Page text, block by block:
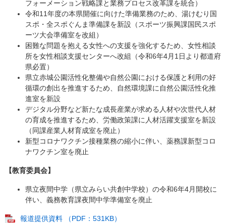
フォーメーション戦略課と業務プロセス改革課を統合）
令和11年度の本県開催に向けた準備業務のため、湯けむり国
スポ・全スポぐんま準備課を新設（スポーツ振興課国民スポ
ーツ大会準備室を改組）
困難な問題を抱える女性への支援を強化するため、女性相談
所を女性相談支援センターへ改組（令和6年4月1日より都道府
県必置）
県立赤城公園活性化整備や自然公園における保護と利用の好
循環の創出を推進するため、自然環境課に自然公園活性化推
進室を新設
デジタル分野など新たな成長産業が求める人材や次世代人材
の育成を推進するため、労働政策課に人材活躍支援室を新設
（同課産業人材育成室を廃止）
新型コロナワクチン接種業務の縮小に伴い、薬務課新型コロ
ナワクチン室を廃止
【教育委員会】
県立夜間中学（県立みらい共創中学校）の令和6年4月開校に
伴い、義務教育課夜間中学準備室を廃止
報道提供資料 （PDF：531KB）